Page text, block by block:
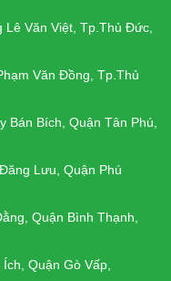
Văn Việt, Tp.Thủ Đức,
Văn Đồng, Tp.Thủ
Bán Bích, Quận Tân Phú,
Lưu, Quận Phú
Quận Bình Thạnh,
Quận Gò Vấp,